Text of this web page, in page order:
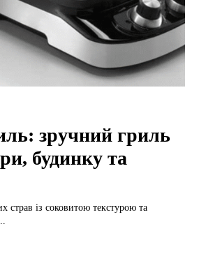
зручний гриль
будинку та
страв із соковитою текстурою та